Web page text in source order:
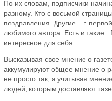
По их словам, подписчики
разному. Кто с восьмой
поздравления. Другие – с
любимого автора. Есть и такие.
интересное для себя.
Высказывая свое мнение о
аккумулируют общее мнение о
не просто так, а учитывая
людей, которым доставляют